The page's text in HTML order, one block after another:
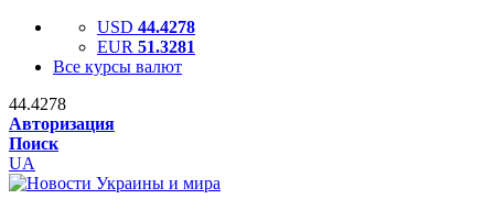
USD 44.4278
EUR 51.3281
Все курсы валют
44.4278
Авторизация
Поиск
UA